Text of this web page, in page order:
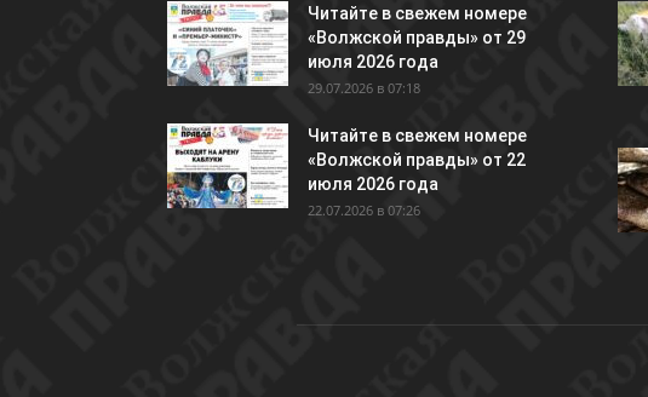
Читайте в свежем номере
«Волжской правды» от 29
июля 2026 года
29.07.2026 в 07:18
Читайте в свежем номере
«Волжской правды» от 22
июля 2026 года
22.07.2026 в 07:26